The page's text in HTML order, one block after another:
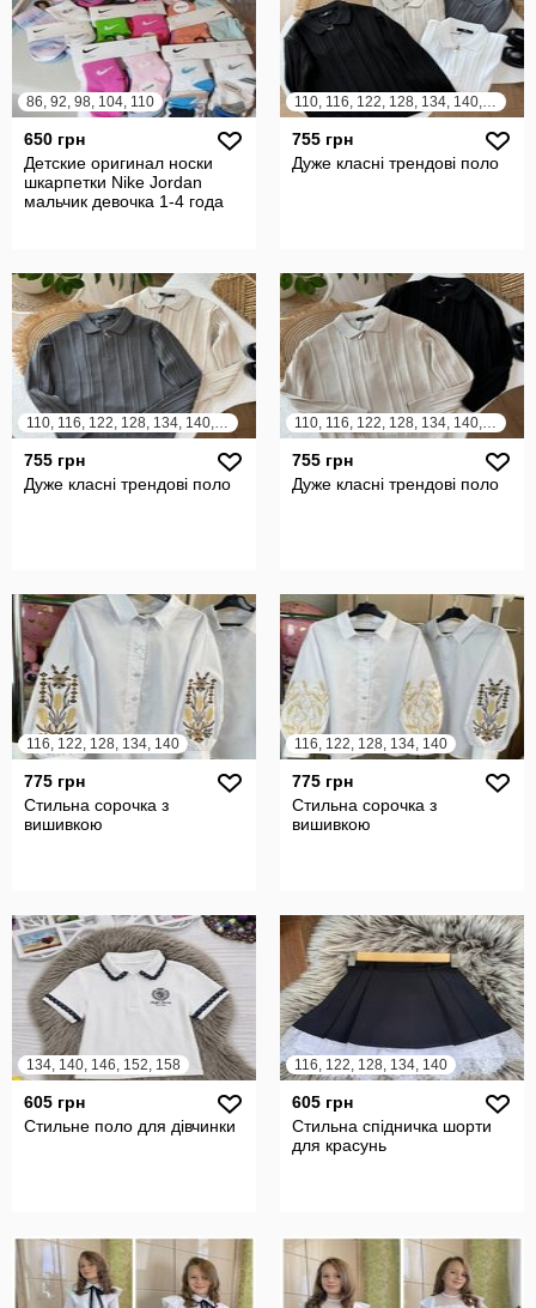
86, 92, 98, 104, 110
650 грн
Детские оригинал носки
шкарпетки Nike Jordan
мальчик девочка 1-4 года
110, 116, 122, 128, 134, 140, 146, 152, 158
755 грн
Дуже класні трендові поло
110, 116, 122, 128, 134, 140, 146, 152, 158
755 грн
Дуже класні трендові поло
110, 116, 122, 128, 134, 140, 146, 152, 158
755 грн
Дуже класні трендові поло
116, 122, 128, 134, 140
775 грн
Стильна сорочка з
вишивкою
116, 122, 128, 134, 140
775 грн
Стильна сорочка з
вишивкою
134, 140, 146, 152, 158
605 грн
Стильне поло для дівчинки
116, 122, 128, 134, 140
605 грн
Стильна спідничка шорти
для красунь